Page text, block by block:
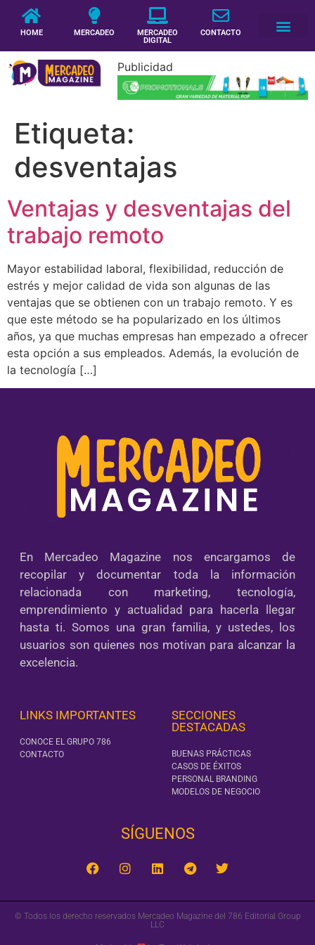
HOME MERCADEO
MERCADEO
DIGITAL
CONTACTO
Publicidad
Etiqueta:
desventajas
Ventajas y desventajas del
trabajo remoto
Mayor estabilidad laboral, flexibilidad, reducción de
estrés y mejor calidad de vida son algunas de las
ventajas que se obtienen con un trabajo remoto. Y es
que este método se ha popularizado en los últimos
años, ya que muchas empresas han empezado a ofrecer
esta opción a sus empleados. Además, la evolución de
la tecnología […]
En Mercadeo Magazine nos encargamos de
recopilar y documentar toda la información
relacionada con marketing, tecnología,
emprendimiento y actualidad para hacerla llegar
hasta ti. Somos una gran familia, y ustedes, los
usuarios son quienes nos motivan para alcanzar la
excelencia.
LINKS IMPORTANTES
CONOCE EL GRUPO 786
CONTACTO
SECCIONES
DESTACADAS
BUENAS PRÁCTICAS
CASOS DE ÉXITOS
PERSONAL BRANDING
MODELOS DE NEGOCIO
SÍGUENOS‎
© Todos los derecho reservados Mercadeo Magazine del 786 Editorial Group
LLC